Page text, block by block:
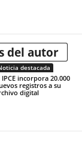
del autor
destacada
IPCE incorpora 20.000
registros a su
digital